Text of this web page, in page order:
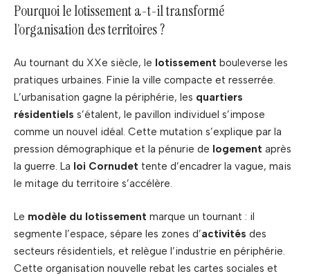
Pourquoi le lotissement a-t-il transformé
l’organisation des territoires ?
Au tournant du XXe siècle, le lotissement bouleverse les
pratiques urbaines. Finie la ville compacte et resserrée.
L’urbanisation gagne la périphérie, les quartiers
résidentiels s’étalent, le pavillon individuel s’impose
comme un nouvel idéal. Cette mutation s’explique par la
pression démographique et la pénurie de logement après
la guerre. La loi Cornudet tente d’encadrer la vague, mais
le mitage du territoire s’accélère.
Le modèle du lotissement marque un tournant : il
segmente l’espace, sépare les zones d’activités des
secteurs résidentiels, et relègue l’industrie en périphérie.
Cette organisation nouvelle rebat les cartes sociales et